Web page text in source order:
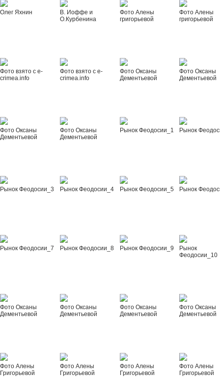
Олег Яхнин
В. Иоффе и
О.Курбенина
Фото Алены
григорьевой
Фото Алены
григорьевой
Фото взято с e-
crimea.info
Фото взято с e-
crimea.info
Фото Оксаны
Дементьевой
Фото Оксаны
Дементьевой
Фото Оксаны
Дементьевой
Фото Оксаны
Дементьевой
Рынок Феодосии_1 Рынок
Рынок Феодосии_3 Рынок Феодосии_4 Рынок Феодосии_5 Рынок
Рынок Феодосии_7 Рынок Феодосии_8 Рынок Феодосии_9
Рынок
Феодосии_10
Фото Оксаны
Дементьевой
Фото Оксаны
Дементьевой
Фото Оксаны
Дементьевой
Фото Оксаны
Дементьевой
Фото Алены
Григорьевой
Фото Алены
Григорьевой
Фото Алены
Григорьевой
Фото Алены
Григорьевой